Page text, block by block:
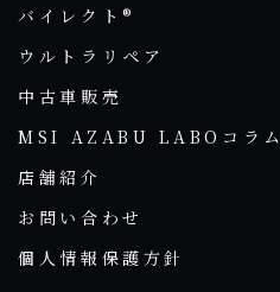
バイレクト®
ウルトラリペア
中古車販売
MSI AZABU LABOコラム
店舗紹介
お問い合わせ
個人情報保護方針